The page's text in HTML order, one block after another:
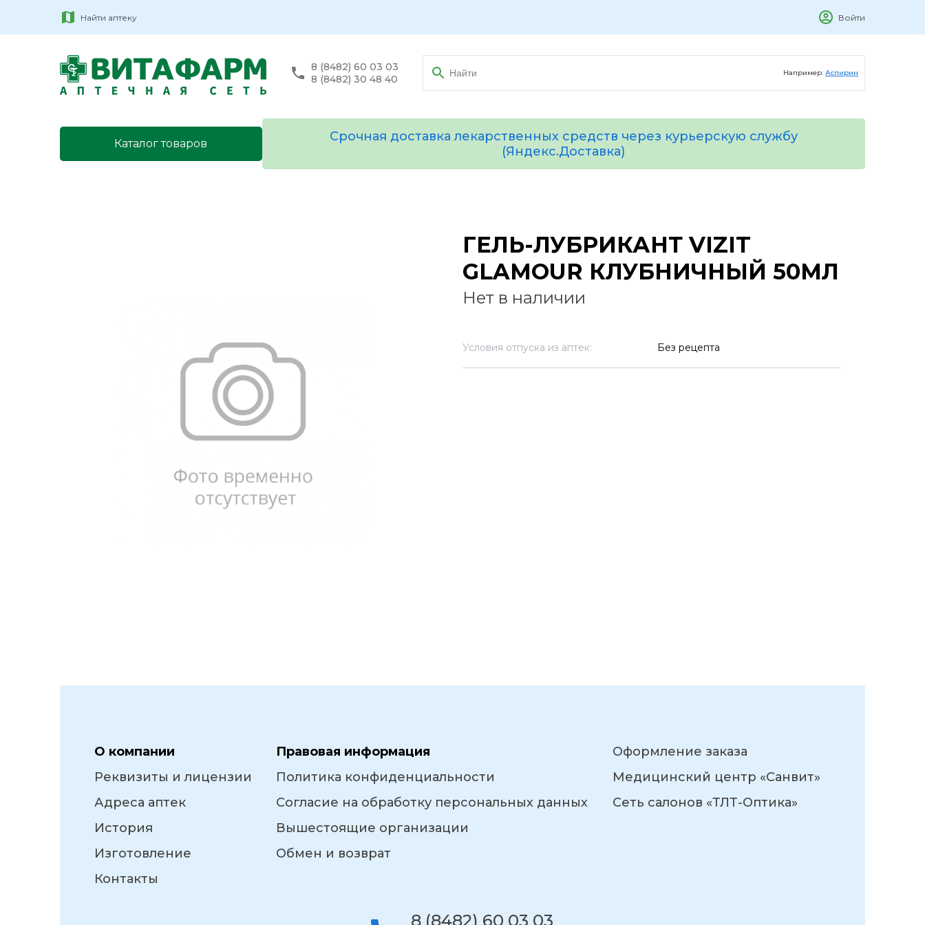
Найти аптеку Войти
8 (8482) 60 03 03
8 (8482) 30 48 40
Например: Аспирин
Каталог товаров
Срочная доставка лекарственных средств через курьерскую службу
(Яндекс.Доставка)
ГЕЛЬ-ЛУБРИКАНТ VIZIT
GLAMOUR КЛУБНИЧНЫЙ 50МЛ
Нет в наличии
Условия отпуска из аптек: Без рецепта
О компании
Реквизиты и лицензии
Адреса аптек
История
Изготовление
Контакты
Правовая информация
Политика конфиденциальности
Согласие на обработку персональных данных
Вышестоящие организации
Обмен и возврат
Оформление заказа
Медицинский центр «Санвит»
Сеть салонов «ТЛТ-Оптика»
8 (8482) 60 03 03